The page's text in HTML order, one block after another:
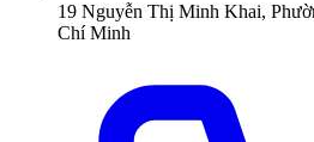
19 Nguyễn Thị Minh Khai,
Chí Minh